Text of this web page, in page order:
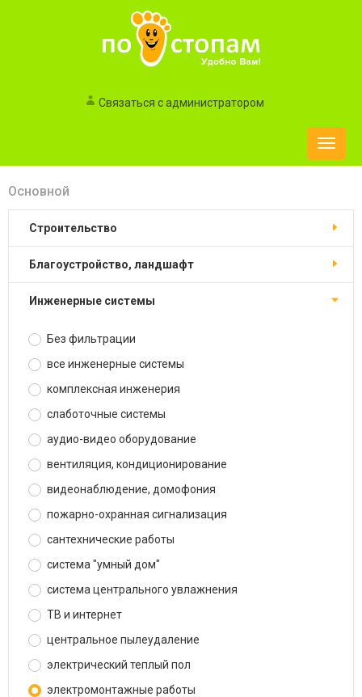
Связаться с администратором
Toggle
Основной
строительство
благоустройство, ландшафт
инженерные системы
Без фильтрации
все инженерные системы
комплексная инженерия
слаботочные системы
аудио-видео оборудование
вентиляция, кондиционирование
видеонаблюдение, домофония
пожарно-охранная сигнализация
сантехнические работы
система "умный дом"
система центрального увлажнения
ТВ и интернет
центральное пылеудаление
электрический теплый пол
электромонтажные работы